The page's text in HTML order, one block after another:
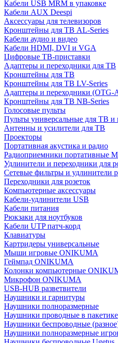
Кабели USB MRM в упаковке
Кабели AUX Deespi
Аксессуары для телевизоров
Кронштейны для ТВ AL-Series
Кабели аудио и видео
Кабели HDMI, DVI и VGA
Цифровые ТВ-приставки
Адаптеры и переходники для ТВ
Кронштейны для ТВ
Кронштейны для ТВ LV-Series
Адаптеры и переходники (OTG-
Кронштейны для ТВ NB-Series
Голосовые пульты
Пульты универсальные для ТВ и
Антенны и усилители для ТВ
Проекторы
Портативная акустика и радио
Радиоприемники портативные
Удлинители и переходники для
Сетевые фильтры и удлинители
Переходники для розеток
Компьютерные аксессуары
Кабели-удлинители USB
Кабели питания
Рюкзаки для ноутбуков
Кабели UTP патч-корд
Клавиатуры
Картридеры универсальные
Мыши игровые ONIKUMA
Геймпад ONIKUMA
Колонки компьютерные
Микрофон ONIKUMA
USB-HUB разветвители
Наушники и гарнитуры
Наушники полноразмерные
Наушники проводные в пакетике
Наушники беспроводные
Наушники полноразмерные